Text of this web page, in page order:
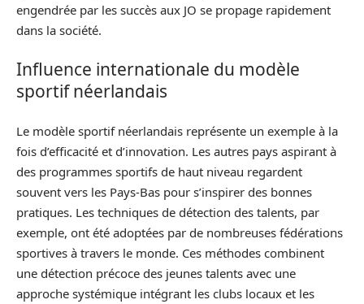
engendrée par les succès aux JO se propage rapidement
dans la société.
Influence internationale du modèle
sportif néerlandais
Le modèle sportif néerlandais représente un exemple à la
fois d’efficacité et d’innovation. Les autres pays aspirant à
des programmes sportifs de haut niveau regardent
souvent vers les Pays-Bas pour s’inspirer des bonnes
pratiques. Les techniques de détection des talents, par
exemple, ont été adoptées par de nombreuses fédérations
sportives à travers le monde. Ces méthodes combinent
une détection précoce des jeunes talents avec une
approche systémique intégrant les clubs locaux et les